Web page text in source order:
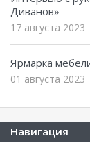
Диванов»
17 августа 2023
Ярмарка
01 августа 2023
Навигация